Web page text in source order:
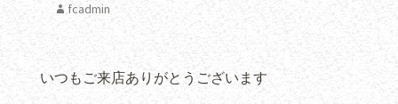
fcadmin
いつもご来店ありがとうございます